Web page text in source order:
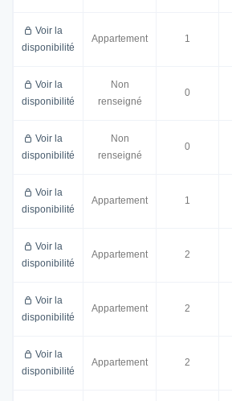
Voir la
disponibilité
Appartement 1
Voir la
disponibilité
Non
renseigné
0
Voir la
disponibilité
Non
renseigné
0
Voir la
disponibilité
Appartement 1
Voir la
disponibilité
Appartement 2
Voir la
disponibilité
Appartement 2
Voir la
disponibilité
Appartement 2